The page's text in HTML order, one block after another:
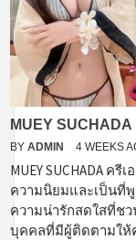
MUEY
BY ADMIN 4 WEEKS
MUEY SUCHADA ค
ความนิยมและเป็นที่
ความน่ารักสดใสที่ช
บุคคลที่มีผู้ติดตามให้